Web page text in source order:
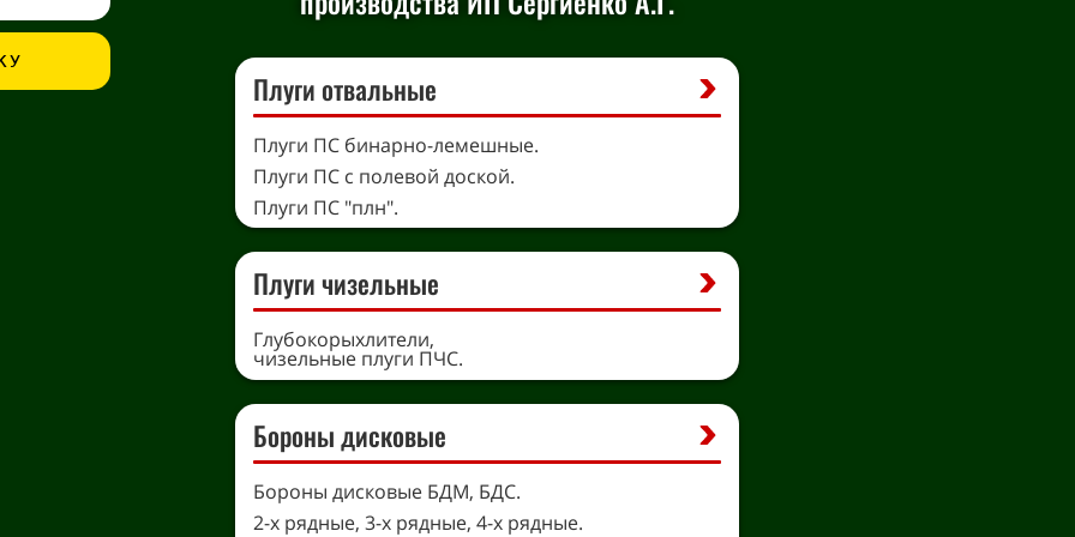
Плуги отвальные
Плуги ПС бинарно-лемешные.
Плуги ПС с полевой доской.
Плуги ПС "плн".
Плуги чизельные
Глубокорыхлители,
чизельные плуги ПЧС.
Бороны дисковые
Бороны дисковые БДМ, БДС.
2-х рядные, 3-х рядные, 4-х рядные.